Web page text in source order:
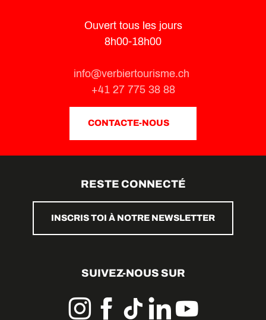
Ouvert tous les jours
8h00-18h00
info@verbiertourisme.ch
+41 27 775 38 88
CONTACTE-NOUS
RESTE CONNECTÉ
INSCRIS TOI À NOTRE NEWSLETTER
SUIVEZ-NOUS SUR